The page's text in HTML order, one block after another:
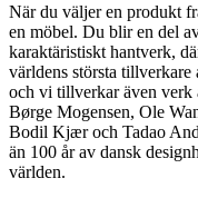
När du väljer en produkt
en möbel. Du blir en del
karaktäristiskt hantverk,
världens största tillverkare
och vi tillverkar även verk
Børge Mogensen, Ole
Bodil Kjær och Tadao
än 100 år av dansk
världen.